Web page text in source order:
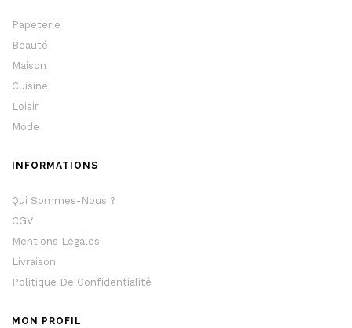
Papeterie
Beauté
Maison
Cuisine
Loisir
Mode
INFORMATIONS
Qui Sommes-Nous ?
CGV
Mentions Légales
Livraison
Politique De Confidentialité
MON PROFIL